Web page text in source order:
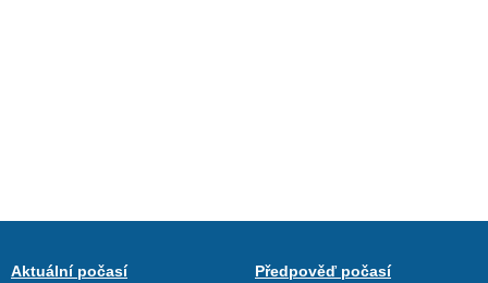
Aktuální počasí
Předpověď počasí